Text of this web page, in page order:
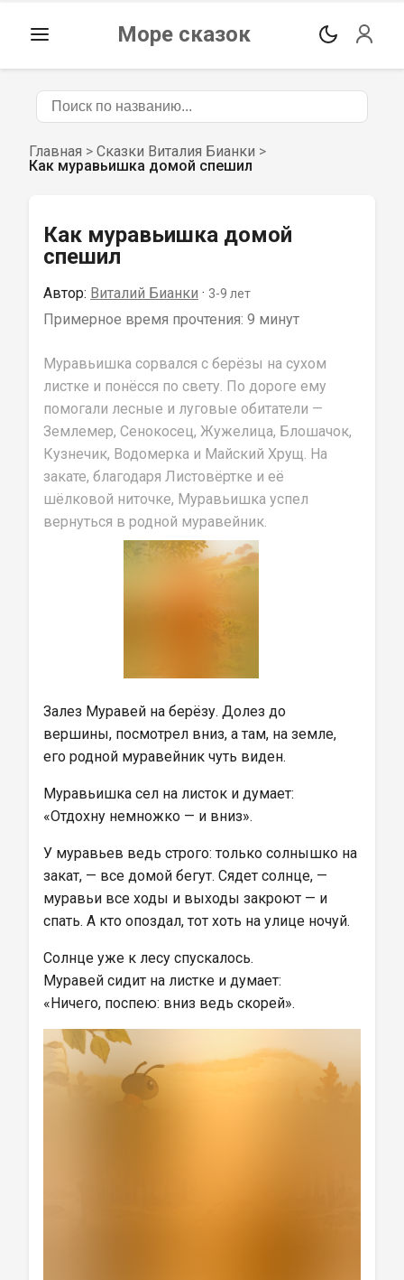
Море сказок
Главная > Сказки Виталия Бианки >
Как муравьишка домой спешил
Как муравьишка домой
спешил
Автор: Виталий Бианки · 3-9 лет
Примерное время прочтения: 9 минут
Муравьишка сорвался с берёзы на сухом
листке и понёсся по свету. По дороге ему
помогали лесные и луговые обитатели —
Землемер, Сенокосец, Жужелица, Блошачок,
Кузнечик, Водомерка и Майский Хрущ. На
закате, благодаря Листовёртке и её
шёлковой ниточке, Муравьишка успел
вернуться в родной муравейник.
Залез Муравей на берёзу. Долез до
вершины, посмотрел вниз, а там, на земле,
его родной муравейник чуть виден.
Муравьишка сел на листок и думает:
«Отдохну немножко — и вниз».
У муравьев ведь строго: только солнышко на
закат, — все домой бегут. Сядет солнце, —
муравьи все ходы и выходы закроют — и
спать. А кто опоздал, тот хоть на улице ночуй.
Солнце уже к лесу спускалось.
Муравей сидит на листке и думает:
«Ничего, поспею: вниз ведь скорей».